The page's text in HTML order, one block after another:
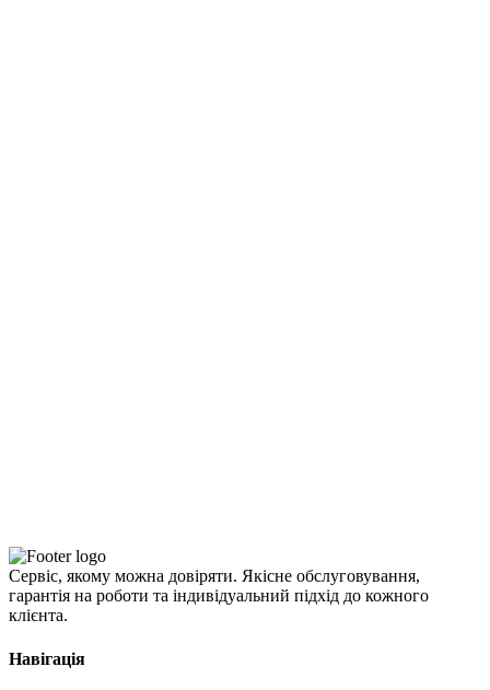
Сервіс, якому можна довіряти. Якісне обслуговування,
гарантія на роботи та індивідуальний підхід до кожного
клієнта.
Навігація